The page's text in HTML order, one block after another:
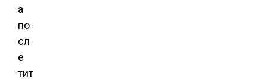
а
по
сл
е
тит